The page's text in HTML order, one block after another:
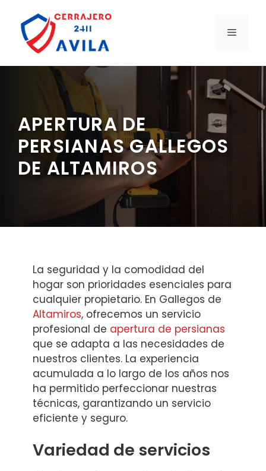
contenido
MENÚ
APERTURA DE
PERSIANAS GALLEGOS
DE ALTAMIROS
La seguridad y la comodidad del
hogar son prioridades esenciales para
cualquier propietario. En Gallegos de
Altamiros, ofrecemos un servicio
profesional de apertura de persianas
que se adapta a las necesidades de
nuestros clientes. La experiencia
acumulada a lo largo de los años nos
ha permitido perfeccionar nuestras
técnicas, garantizando un servicio
eficiente y seguro.
Variedad de servicios